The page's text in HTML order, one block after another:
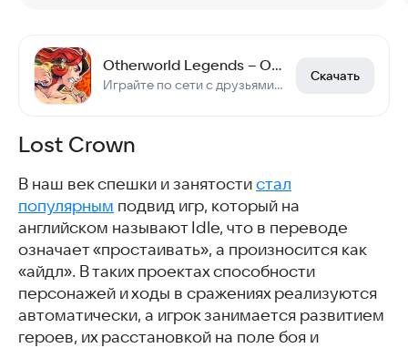
Otherworld Legends – Oффлайн РПГ
Играйте по сети с друзьями! Кооп на 2-4 персон
Скачать
Lost Crown
В наш век спешки и занятости стал
популярным подвид игр, который на
английском называют Idle, что в переводе
означает «простаивать», а произносится как
«айдл». В таких проектах способности
персонажей и ходы в сражениях реализуются
автоматически, а игрок занимается развитием
героев, их расстановкой на поле боя и